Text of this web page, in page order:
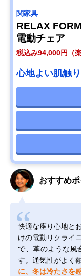
関家具
RELAX
電動チェア
税込み94,000円（楽
心地よい肌触
おすすめ
快適な座り心地と
けの電動リクライ
で、革のような風
す。通気性がよく
に、冬は冷たさを